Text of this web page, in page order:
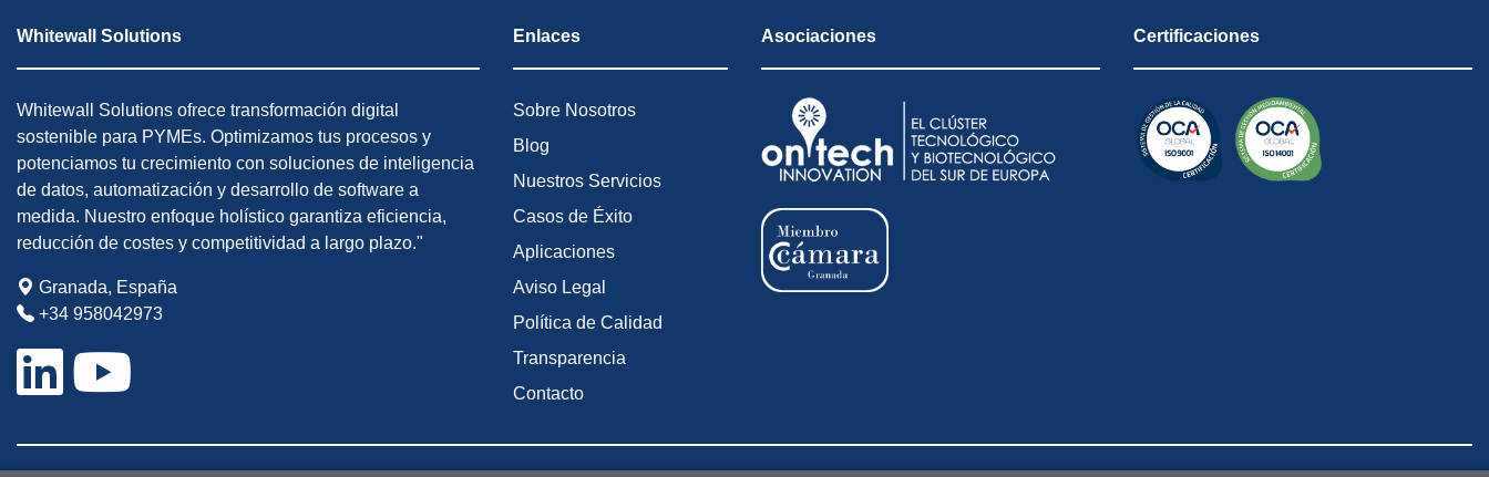
Whitewall Solutions
Whitewall Solutions ofrece transformación digital
sostenible para PYMEs. Optimizamos tus procesos y
potenciamos tu crecimiento con soluciones de inteligencia
de datos, automatización y desarrollo de software a
medida. Nuestro enfoque holístico garantiza eficiencia,
reducción de costes y competitividad a largo plazo."
Granada, España
+34 958042973
Enlaces
Sobre Nosotros
Blog
Nuestros Servicios
Casos de Éxito
Aplicaciones
Aviso Legal
Política de Calidad
Transparencia
Contacto
Asociaciones Certificaciones